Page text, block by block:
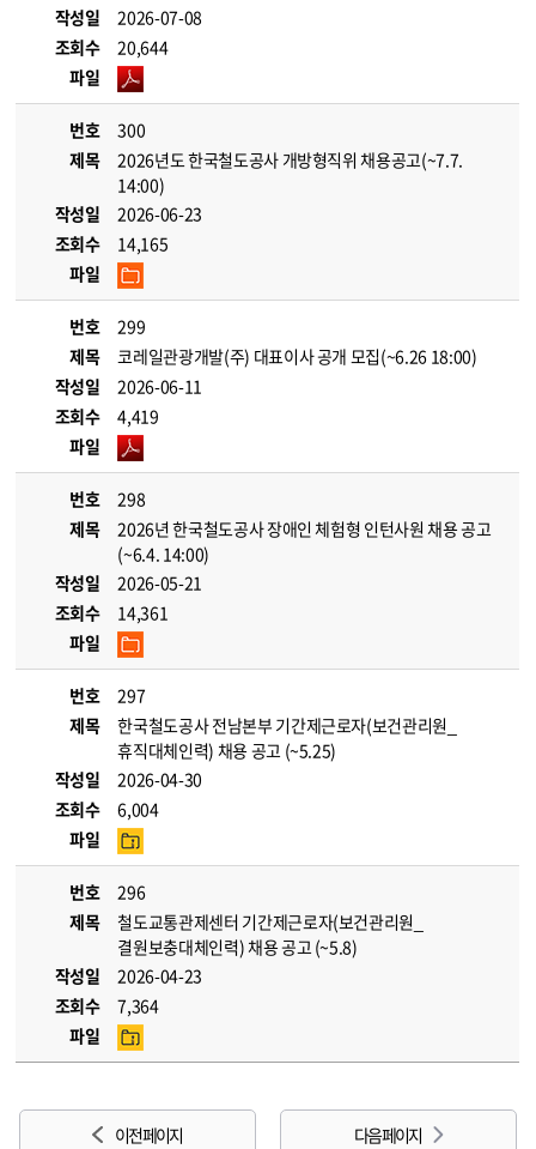
작성일
2026-07-08
조회수
20,644
파일
번호
300
제목
2026년도 한국철도공사 개방형직위 채용공고(~7.7.
14:00)
작성일
2026-06-23
조회수
14,165
파일
번호
299
제목
코레일관광개발(주) 대표이사 공개 모집(~6.26 18:00)
작성일
2026-06-11
조회수
4,419
파일
번호
298
제목
2026년 한국철도공사 장애인 체험형 인턴사원 채용 공고
(~6.4. 14:00)
작성일
2026-05-21
조회수
14,361
파일
번호
297
제목
한국철도공사 전남본부 기간제근로자(보건관리원_
휴직대체인력) 채용 공고 (~5.25)
작성일
2026-04-30
조회수
6,004
파일
번호
296
제목
철도교통관제센터 기간제근로자(보건관리원_
결원보충대체인력) 채용 공고 (~5.8)
작성일
2026-04-23
조회수
7,364
파일
이전 페이지 다음 페이지